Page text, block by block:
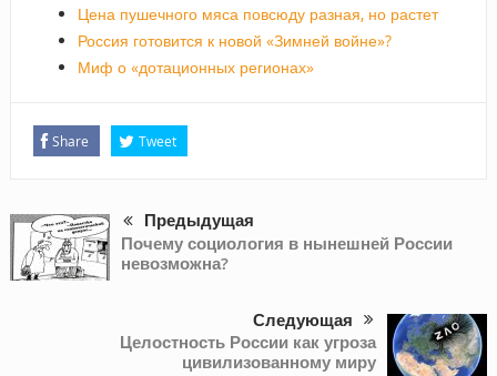
Цена пушечного мяса повсюду разная, но растет
Россия готовится к новой «Зимней войне»?
Миф о «дотационных регионах»
Share Tweet
Предыдущая
Почему социология в нынешней России
невозможна?
Следующая
Целостность России как угроза
цивилизованному миру